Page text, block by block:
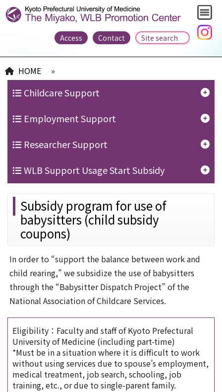
Access Contact
HOME »
Childcare Support
Employment Support
Researcher Support
WLB Support Usage Start Subsidy
Subsidy program for use of
babysitters (child subsidy
coupons)
In order to “support the balance between work and
child rearing,” we subsidize the use of babysitters
through the “Babysitter Dispatch Project” of the
National Association of Childcare Services.
Eligibility：Faculty and staff of Kyoto Prefectural
University of Medicine (including part-time)
*Must be in a situation where it is difficult to work
without using services due to spouse’s employment,
medical treatment, job search, schooling, job
training, etc., or due to single-parent family.